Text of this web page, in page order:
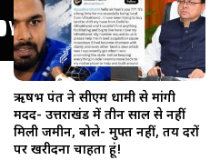
ऋषभ पंत ने सीएम धामी से मांगी
मदद- उत्तराखंड में तीन साल से नहीं
मिली जमीन, बोले- मुफ्त नहीं, तय दरों
पर खरीदना चाहता हूं!